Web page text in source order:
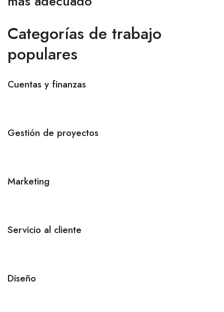
Categorías de trabajo
populares
Cuentas y finanzas
Gestión de proyectos
Marketing
Servicio al cliente
Diseño